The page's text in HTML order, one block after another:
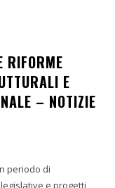
RIFORME
E
– NOTIZIE
periodo di
e progetti